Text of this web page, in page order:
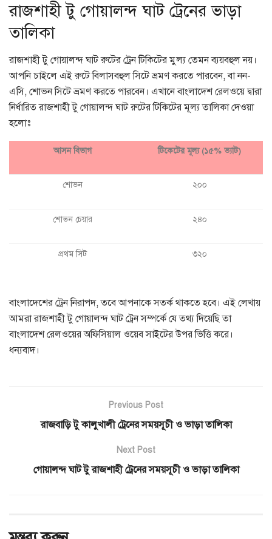
রাজশাহী টু গোয়ালন্দ ঘাট ট্রেনের ভাড়া
তালিকা
রাজশাহী টু গোয়ালন্দ ঘাট রুটের ট্রেন টিকিটের মুল্য তেমন ব্যয়বহুল নয়।
আপনি চাইলে এই রুটে বিলাসবহুল সিটে ভ্রমণ করতে পারবেন, বা নন-
এসি, শোভন সিটে ভ্রমণ করতে পারবেন। এখানে বাংলাদেশ রেলওয়ে দ্বারা
নির্ধারিত রাজশাহী টু গোয়ালন্দ ঘাট রুটের টিকিটের মূল্য তালিকা দেওয়া
হলোঃ
আসন বিভাগ টিকেটের মূল্য (১৫% ভ্যাট)
শোভন ২০০
শোভন চেয়ার ২৪০
প্রথম সিট ৩২০
বাংলাদেশের ট্রেন নিরাপদ, তবে আপনাকে সতর্ক থাকতে হবে। এই লেখায়
আমরা রাজশাহী টু গোয়ালন্দ ঘাট ট্রেন সম্পর্কে যে তথ্য দিয়েছি তা
বাংলাদেশ রেলওয়ের অফিসিয়াল ওয়েব সাইটের উপর ভিত্তি করে।
ধন্যবাদ।
Previous Post
রাজবাড়ি টু কালুখালী ট্রেনের সময়সূচী ও ভাড়া তালিকা
Next Post
গোয়ালন্দ ঘাট টু রাজশাহী ট্রেনের সময়সূচী ও ভাড়া তালিকা